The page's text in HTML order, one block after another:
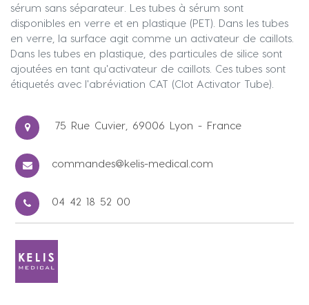
sérum sans séparateur. Les tubes à sérum sont
disponibles en verre et en plastique (PET). Dans les tubes
en verre, la surface agit comme un activateur de caillots.
Dans les tubes en plastique, des particules de silice sont
ajoutées en tant qu'activateur de caillots. Ces tubes sont
étiquetés avec l'abréviation CAT (Clot Activator Tube).
75 Rue Cuvier, 69006 Lyon - France
commandes@kelis-medical.com
04 42 18 52 00